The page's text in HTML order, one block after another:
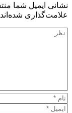
نشانی ایمیل شما
علامت‌گذاری شده‌اند